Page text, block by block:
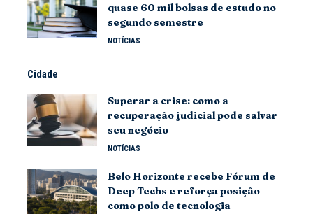
quase 60 mil bolsas de estudo no
segundo semestre
NOTÍCIAS
Cidade
Superar a crise: como a
recuperação judicial pode salvar
seu negócio
NOTÍCIAS
Belo Horizonte recebe Fórum de
Deep Techs e reforça posição
como polo de tecnologia